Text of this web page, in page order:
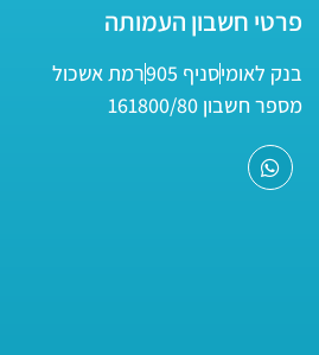
פרטי חשבון העמותה
בנק לאומיסניף 905
רמת אשכול
מספר חשבון 161800/80